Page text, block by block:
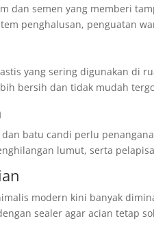
dan semen yang memberi
penghalusan, penguatan
yang sering digunakan di
bersih dan tidak mudah
batu candi perlu
lumut, serta
modern kini banyak
sealer agar acian tetap